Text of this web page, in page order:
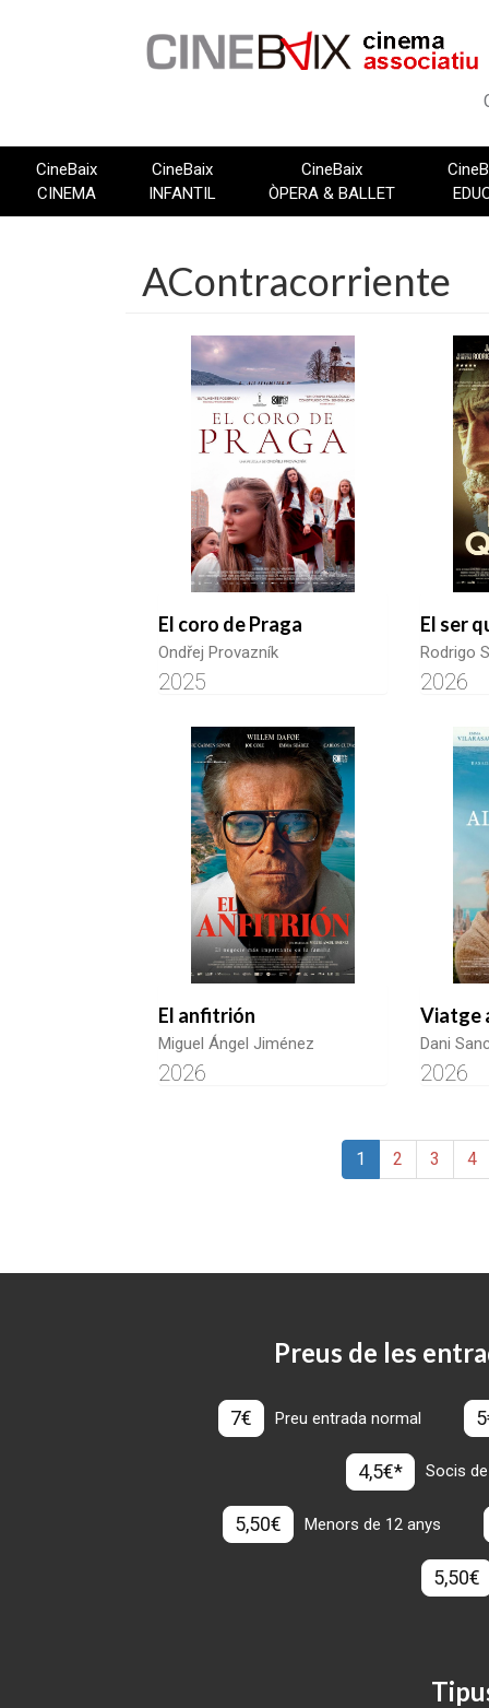
CineBaix
CINEMA
CineBaix
INFANTIL
CineBaix
ÒPERA & BALLET
AContracorriente
El coro de Praga
Ondřej Provazník
2025
El ser
Rodrigo
2026
El anfitrión
Miguel Ángel Jiménez
2026
Viatge
Dani
2026
1 2 3 4
Preus de les
7€ Preu entrada normal
4,5€* Socis
5,50€ Menors de 12 anys
5,50€